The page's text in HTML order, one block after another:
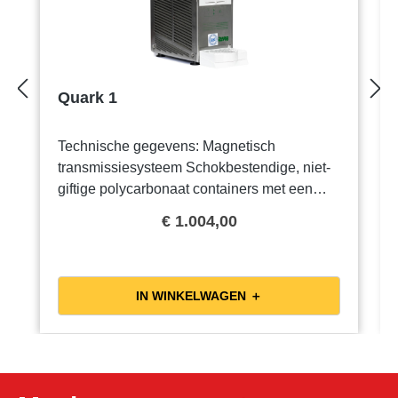
Quark 1
Technische gegevens: Magnetisch
transmissiesysteem Schokbestendige, niet-
giftige polycarbonaat containers met een
behuizing Hermetisch afgesloten
bij openen deksel Drukschakelaar beveiligd
tegen overbelasting Condensatie
filter Thermostaten geschikt voor gekoelde
dranken en nachtmodus Geluidsniveau
€ 1.004,00
IN WINKELWAGEN ＋